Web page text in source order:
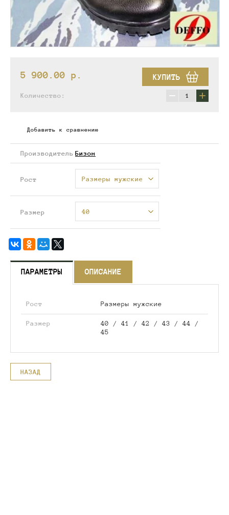
5 900.00 p. КУПИТЬ
Количество: − +
Добавить к сравнению
Производитель Бизон
Рост Размеры мужские
Размер 40
ПАРАМЕТРЫ ОПИСАНИЕ
Рост Размеры мужские
Размер
40 / 41 / 42 / 43 / 44 /
45
НАЗАД